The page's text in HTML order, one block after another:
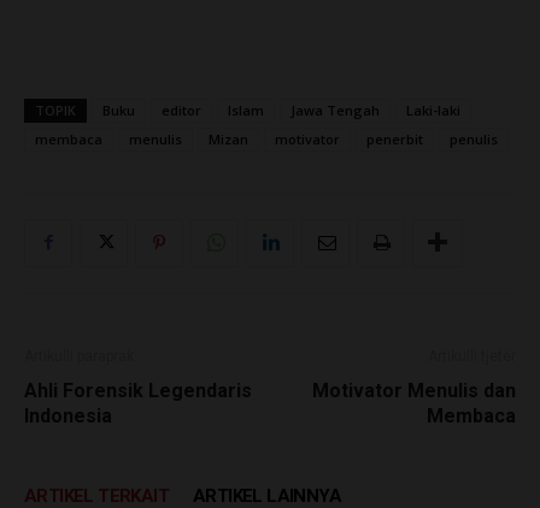
TOPIK Buku editor Islam Jawa Tengah
Laki-laki
membaca
menulis Mizan motivator penerbit penulis
Ahli Forensik Legendaris
Indonesia
Motivator Menulis dan
Membaca
ARTIKEL TERKAIT ARTIKEL LAINNYA